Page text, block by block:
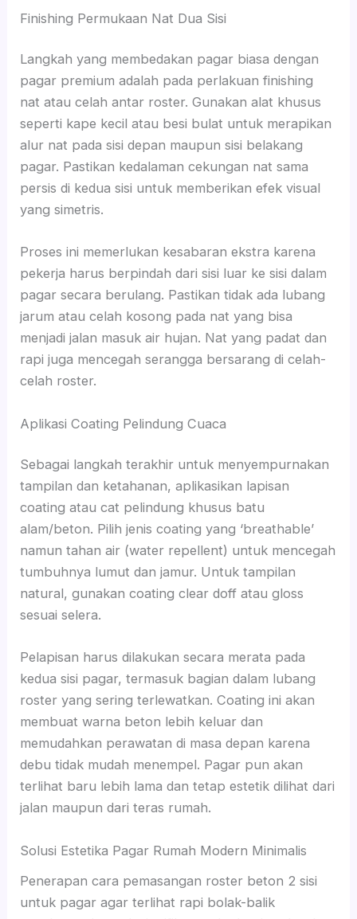
Finishing Permukaan Nat Dua Sisi
Langkah yang membedakan pagar biasa dengan
pagar premium adalah pada perlakuan finishing
nat atau celah antar roster. Gunakan alat khusus
seperti kape kecil atau besi bulat untuk merapikan
alur nat pada sisi depan maupun sisi belakang
pagar. Pastikan kedalaman cekungan nat sama
persis di kedua sisi untuk memberikan efek visual
yang simetris.
Proses ini memerlukan kesabaran ekstra karena
pekerja harus berpindah dari sisi luar ke sisi dalam
pagar secara berulang. Pastikan tidak ada lubang
jarum atau celah kosong pada nat yang bisa
menjadi jalan masuk air hujan. Nat yang padat dan
rapi juga mencegah serangga bersarang di celah-
celah roster.
Aplikasi Coating Pelindung Cuaca
Sebagai langkah terakhir untuk menyempurnakan
tampilan dan ketahanan, aplikasikan lapisan
coating atau cat pelindung khusus batu
alam/beton. Pilih jenis coating yang ‘breathable’
namun tahan air (water repellent) untuk mencegah
tumbuhnya lumut dan jamur. Untuk tampilan
natural, gunakan coating clear doff atau gloss
sesuai selera.
Pelapisan harus dilakukan secara merata pada
kedua sisi pagar, termasuk bagian dalam lubang
roster yang sering terlewatkan. Coating ini akan
membuat warna beton lebih keluar dan
memudahkan perawatan di masa depan karena
debu tidak mudah menempel. Pagar pun akan
terlihat baru lebih lama dan tetap estetik dilihat dari
jalan maupun dari teras rumah.
Solusi Estetika Pagar Rumah Modern Minimalis
Penerapan cara pemasangan roster beton 2 sisi
untuk pagar agar terlihat rapi bolak-balik